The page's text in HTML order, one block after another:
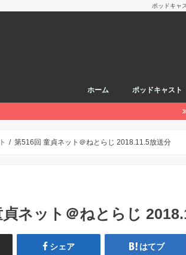
ポッドキャ
ホーム ポッドキャスト
第516回 童貞ネット＠ねとらじ 2018.11.5放送分
ネット＠ねとらじ
シェア はてブ